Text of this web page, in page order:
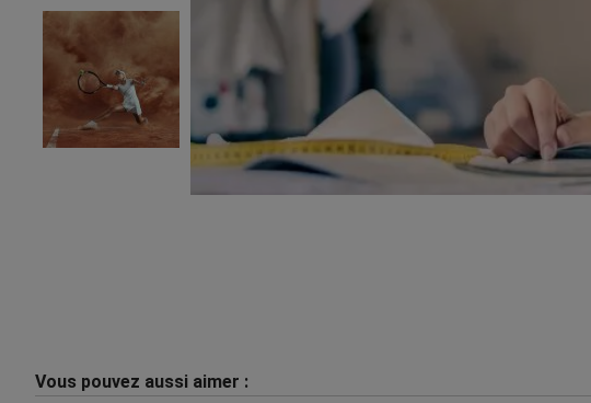
Vous pouvez aussi aimer :